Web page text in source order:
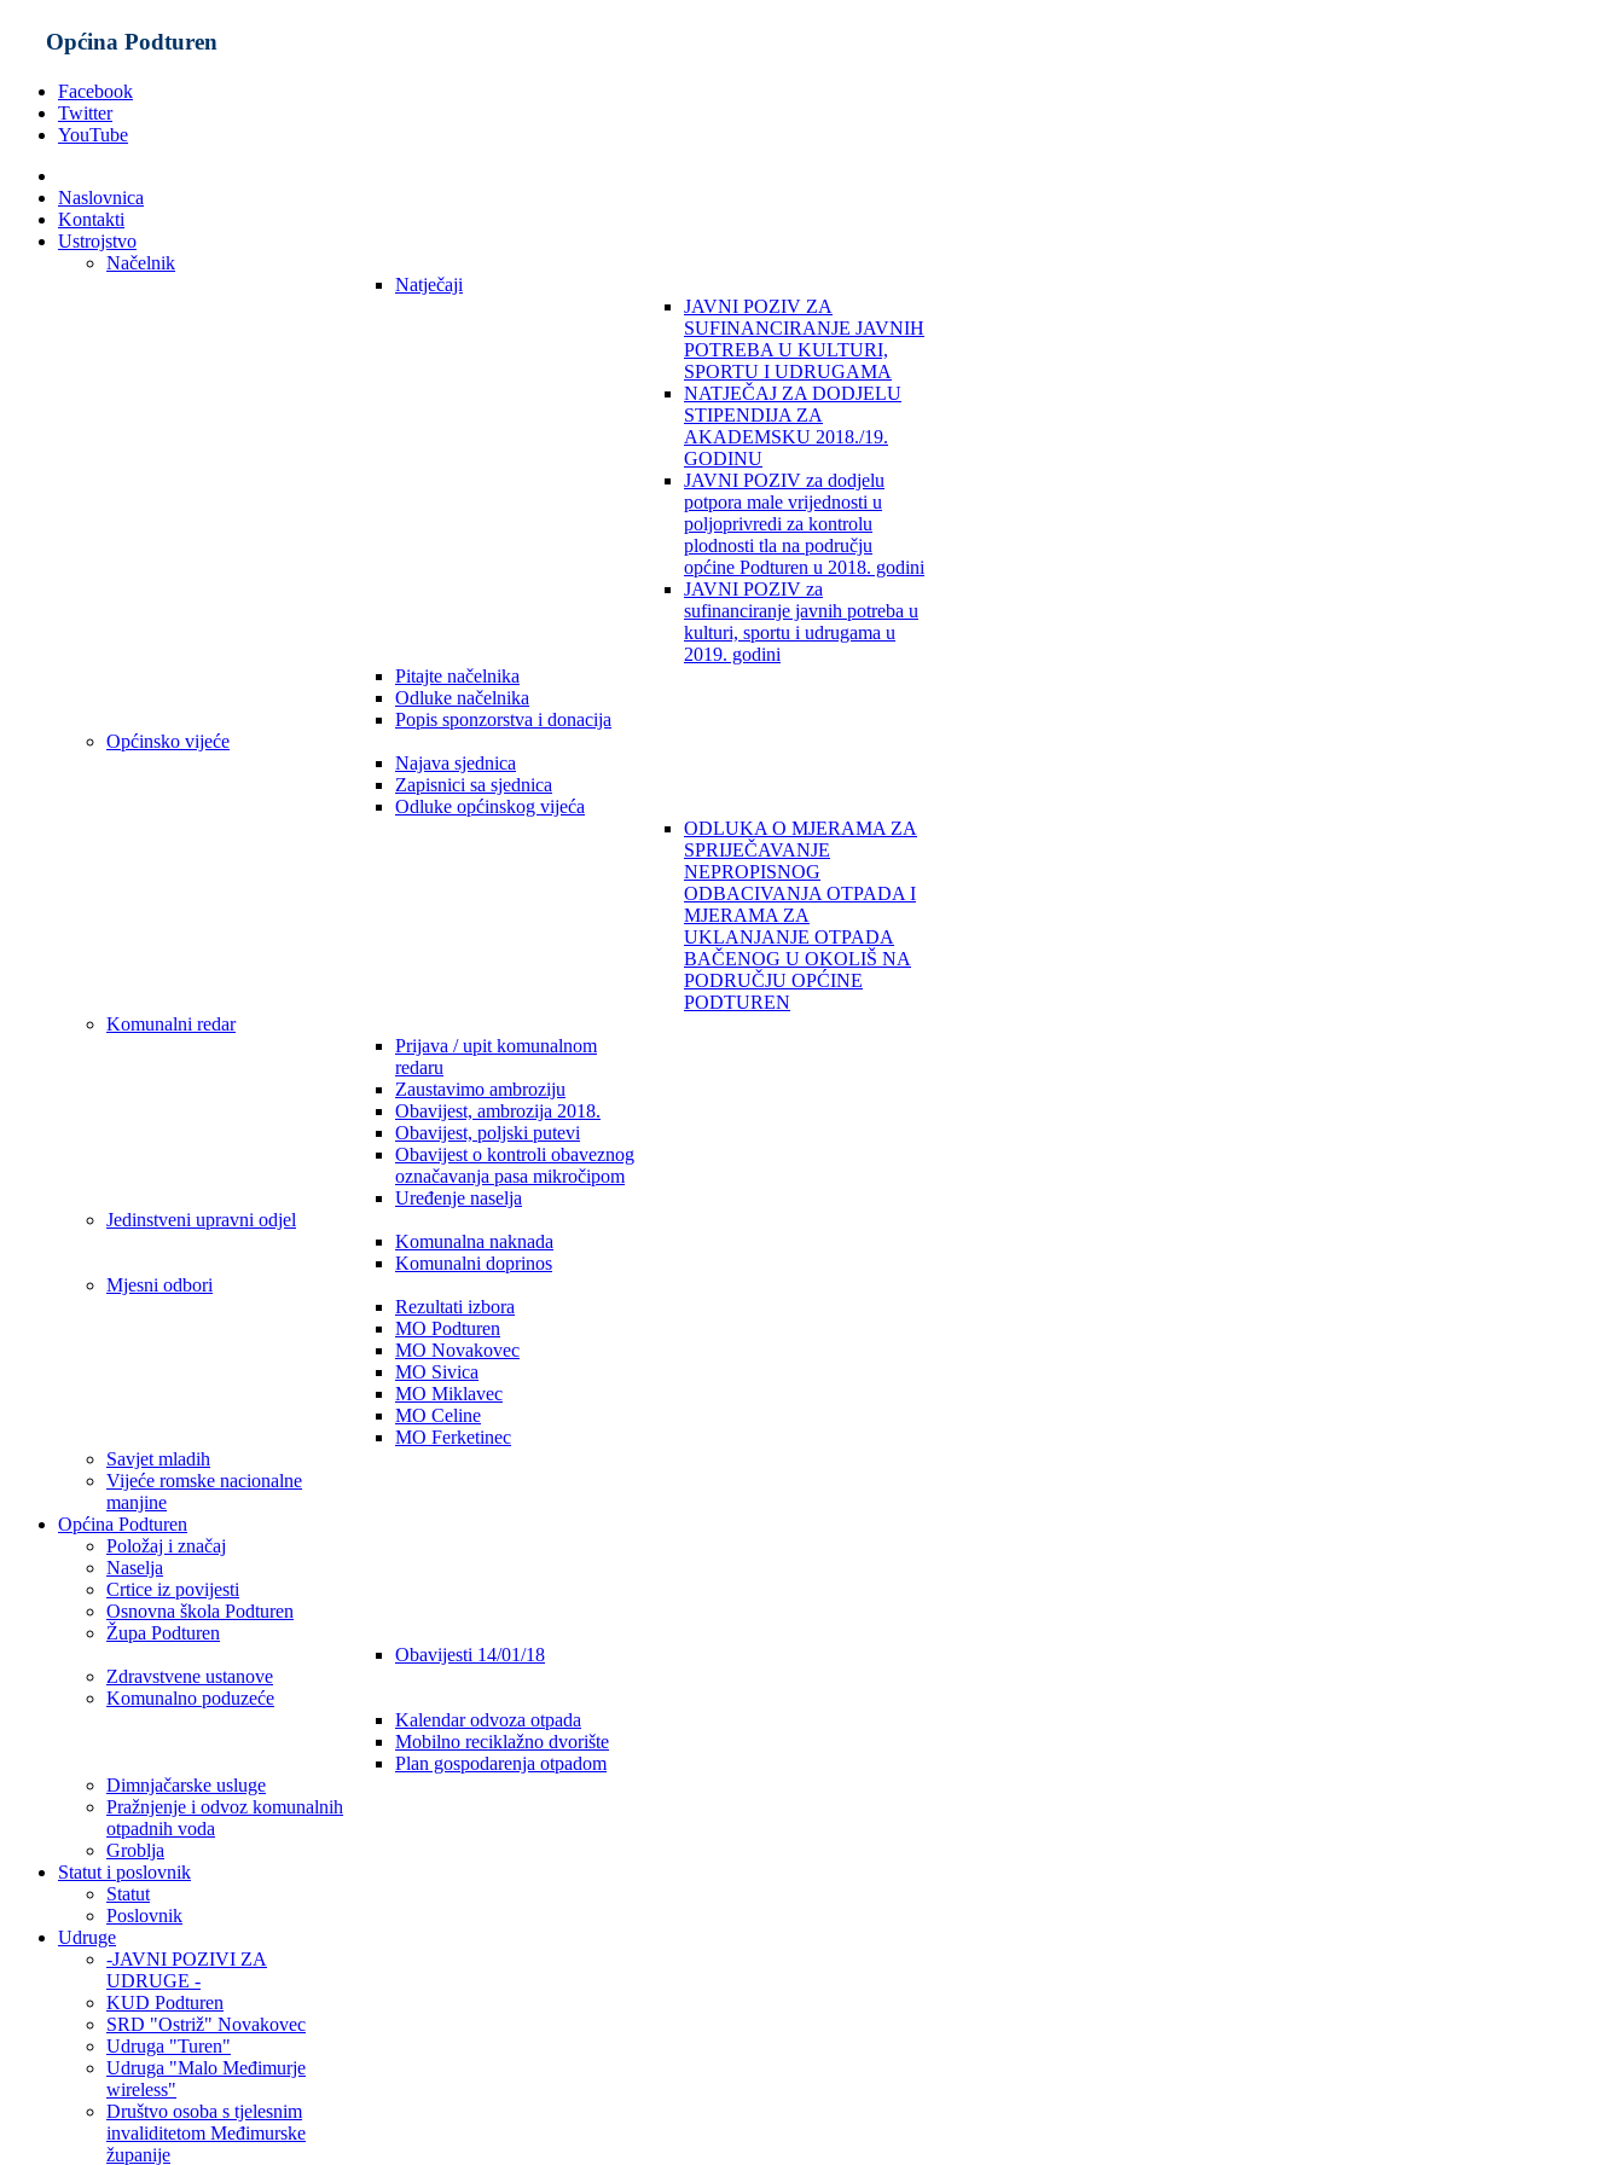
Općina Podturen
Facebook
Twitter
YouTube
Naslovnica
Kontakti
Ustrojstvo
Načelnik
Natječaji
JAVNI POZIV ZA
SUFINANCIRANJE JAVNIH
POTREBA U KULTURI,
SPORTU I UDRUGAMA
NATJEČAJ ZA DODJELU
STIPENDIJA ZA
AKADEMSKU 2018./19.
GODINU
JAVNI POZIV za dodjelu
potpora male vrijednosti u
poljoprivredi za kontrolu
plodnosti tla na području
općine Podturen u 2018. godini
JAVNI POZIV za
sufinanciranje javnih potreba u
kulturi, sportu i udrugama u
2019. godini
Pitajte načelnika
Odluke načelnika
Popis sponzorstva i donacija
Općinsko vijeće
Najava sjednica
Zapisnici sa sjednica
Odluke općinskog vijeća
ODLUKA O MJERAMA ZA
SPRIJEČAVANJE
NEPROPISNOG
ODBACIVANJA OTPADA I
MJERAMA ZA
UKLANJANJE OTPADA
BAČENOG U OKOLIŠ NA
PODRUČJU OPĆINE
PODTUREN
Komunalni redar
Prijava / upit komunalnom
redaru
Zaustavimo ambroziju
Obavijest, ambrozija 2018.
Obavijest, poljski putevi
Obavijest o kontroli obaveznog
označavanja pasa mikročipom
Uređenje naselja
Jedinstveni upravni odjel
Komunalna naknada
Komunalni doprinos
Mjesni odbori
Rezultati izbora
MO Podturen
MO Novakovec
MO Sivica
MO Miklavec
MO Celine
MO Ferketinec
Savjet mladih
Vijeće romske nacionalne
manjine
Općina Podturen
Položaj i značaj
Naselja
Crtice iz povijesti
Osnovna škola Podturen
Župa Podturen
Obavijesti 14/01/18
Zdravstvene ustanove
Komunalno poduzeće
Kalendar odvoza otpada
Mobilno reciklažno dvorište
Plan gospodarenja otpadom
Dimnjačarske usluge
Pražnjenje i odvoz komunalnih
otpadnih voda
Groblja
Statut i poslovnik
Statut
Poslovnik
Udruge
-JAVNI POZIVI ZA
UDRUGE -
KUD Podturen
SRD "Ostriž" Novakovec
Udruga "Turen"
Udruga "Malo Međimurje
wireless"
Društvo osoba s tjelesnim
invaliditetom Međimurske
županije